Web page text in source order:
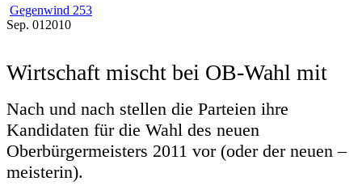
Gegenwind 253
Sep. 01 2010
Wirtschaft mischt bei OB-Wahl mit
Nach und nach stellen die Parteien ihre
Kandidaten für die Wahl des neuen
Oberbürgermeisters 2011 vor (oder der neuen –
meisterin).